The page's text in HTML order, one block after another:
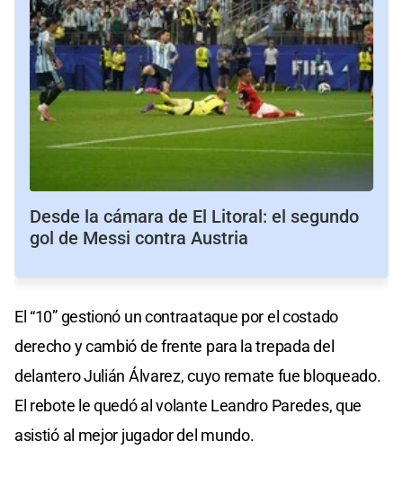
Desde la cámara de El Litoral: el segundo
gol de Messi contra Austria
El “10” gestionó un contraataque por el costado
derecho y cambió de frente para la trepada del
delantero Julián Álvarez, cuyo remate fue bloqueado.
El rebote le quedó al volante Leandro Paredes, que
asistió al mejor jugador del mundo.